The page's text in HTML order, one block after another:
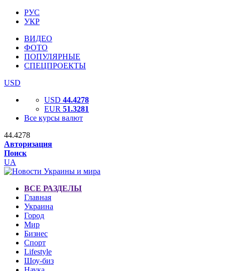
РУС
УКР
ВИДЕО
ФОТО
ПОПУЛЯРНЫЕ
СПЕЦПРОЕКТЫ
USD
USD 44.4278
EUR 51.3281
Все курсы валют
44.4278
Авторизация
Поиск
UA
ВСЕ РАЗДЕЛЫ
Главная
Украина
Город
Мир
Бизнес
Спорт
Lifestyle
Шоу-биз